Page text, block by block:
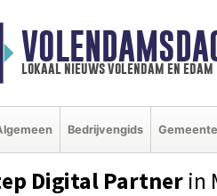
lokaal nieuws volendam en edam
Bedrijvengids Gemeente
Digital Partner in